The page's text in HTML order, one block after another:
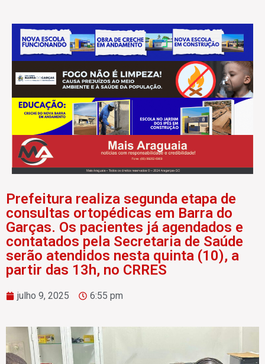
Prefeitura realiza segunda etapa de
consultas ortopédicas em Barra do
Garças. Os pacientes já agendados e
contatados pela Secretaria de Saúde
serão atendidos nesta quinta (10), a
partir das 13h, no CRRES
julho 9, 2025 6:55 pm